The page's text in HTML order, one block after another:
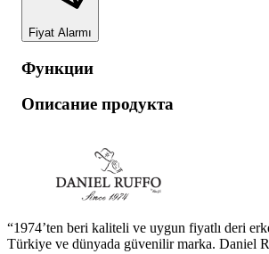
Fiyat Alarmı
Функции
Описание продукта
“1974’ten beri kaliteli ve uygun fiyatlı deri
Türkiye ve dünyada güvenilir marka. Daniel